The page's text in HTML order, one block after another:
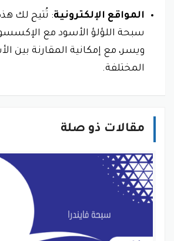
المواقع الإلكترونية: تُتيح لك
سبحة اللؤلؤ الأسود مع
ويسر، مع إمكانية المقارنة بين
المختلفة.
مقالات ذو صلة